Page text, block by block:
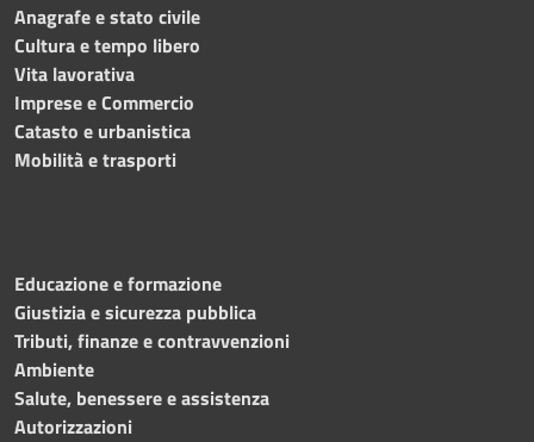
Anagrafe e stato civile
Cultura e tempo libero
Vita lavorativa
Imprese e Commercio
Catasto e urbanistica
Mobilità e trasporti
Educazione e formazione
Giustizia e sicurezza pubblica
Tributi, finanze e contravvenzioni
Ambiente
Salute, benessere e assistenza
Autorizzazioni